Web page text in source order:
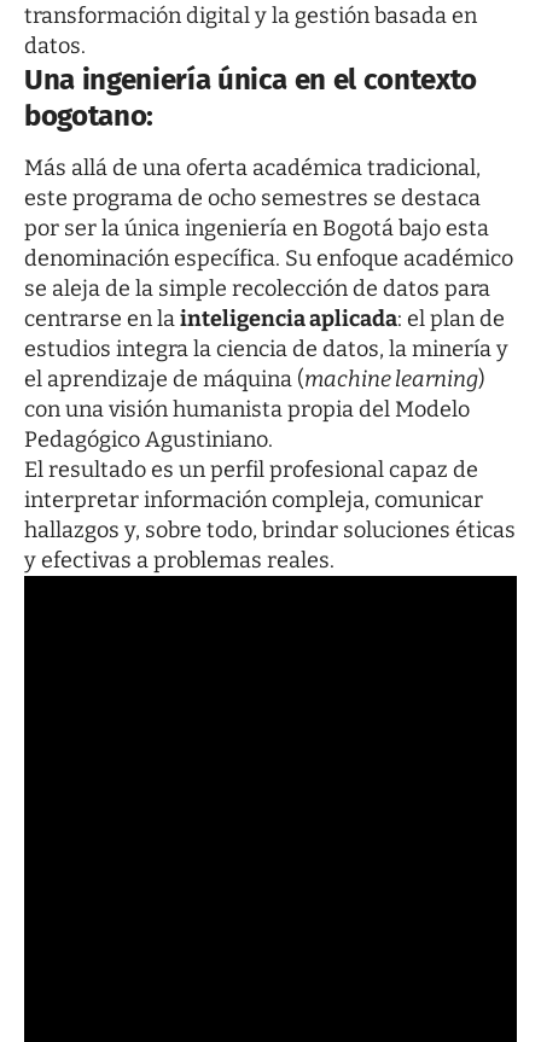
transformación digital y la gestión basada en
datos.
Una ingeniería única en el contexto
bogotano:
Más allá de una oferta académica tradicional,
este programa de ocho semestres se destaca
por ser laúnica ingeniería en Bogotábajo esta
denominación específica. Su enfoque académico
se aleja de la simple recolección de datos para
centrarse en lainteligencia aplicada: el plan de
estudios integra la ciencia de datos, la minería y
el aprendizaje de máquina (machine learning)
con una visión humanista propia del Modelo
Pedagógico Agustiniano.
El resultado es un perfil profesional capaz de
interpretar información compleja, comunicar
hallazgos y, sobre todo, brindar soluciones éticas
y efectivas a problemas reales.